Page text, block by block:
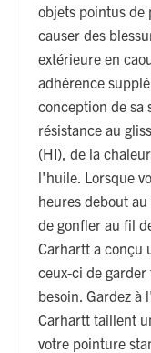
objets pointus de
causer des
extérieure en
adhérence
conception de sa
résistance au
(HI), de la
l'huile. Lorsque
heures debout
de gonfler au fil
Carhartt a conçu
ceux-ci de
besoin. Gardez à
Carhartt taillent
votre pointure